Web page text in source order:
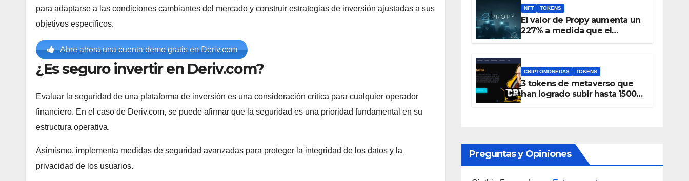
para adaptarse a las condiciones cambiantes del mercado y construir estrategias de inversión ajustadas a sus
objetivos específicos.
Abre ahora una cuenta demo gratis en Deriv.com
¿Es seguro invertir en Deriv.com?
Evaluar la seguridad de una plataforma de inversión es una consideración crítica para cualquier operador
financiero. En el caso de Deriv.com, se puede afirmar que la seguridad es una prioridad fundamental en su
estructura operativa.
Asimismo, implementa medidas de seguridad avanzadas para proteger la integridad de los datos y la
privacidad de los usuarios.
NFT TOKENS
El valor de Propy aumenta un
227% a medida que el
CRIPTOMONEDAS TOKENS
3 tokens de metaverso que
han logrado subir hasta 1500%
Preguntas y Opiniones